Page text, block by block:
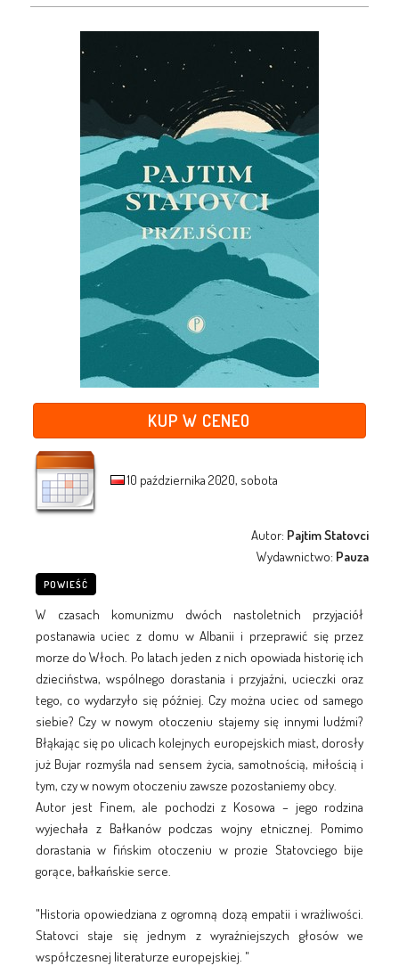
KUP W CENEO
10 października 2020, sobota
Autor: Pajtim Statovci
Wydawnictwo: Pauza
POWIEŚĆ
W czasach komunizmu dwóch nastoletnich przyjaciół
postanawia uciec z domu w Albanii i przeprawić się przez
morze do Włoch. Po latach jeden z nich opowiada historię ich
dzieciństwa, wspólnego dorastania i przyjaźni, ucieczki oraz
tego, co wydarzyło się później. Czy można uciec od samego
siebie? Czy w nowym otoczeniu stajemy się innymi ludźmi?
Błąkając się po ulicach kolejnych europejskich miast, dorosły
już Bujar rozmyśla nad sensem życia, samotnością, miłością i
tym, czy w nowym otoczeniu zawsze pozostaniemy obcy.
Autor jest Finem, ale pochodzi z Kosowa – jego rodzina
wyjechała z Bałkanów podczas wojny etnicznej. Pomimo
dorastania w fińskim otoczeniu w prozie Statovciego bije
gorące, bałkańskie serce.
"Historia opowiedziana z ogromną dozą empatii i wrażliwości.
Statovci staje się jednym z wyraźniejszych głosów we
współczesnej literaturze europejskiej. "